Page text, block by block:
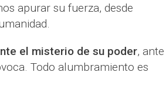
apurar su fuerza, desde
el misterio de su poder, ante
Todo alumbramiento es